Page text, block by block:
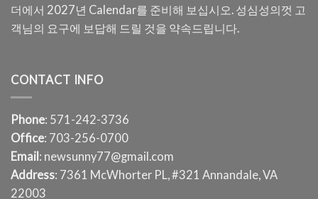
더에서 2027년 Calendar를 준비해 보십시오. 성심성의껏 고
객님의 요구에 보답해 드릴 것을 약속드립니다.
CONTACT INFO
Phone: 571-242-3736
Office: 703-256-0700
Email: newsunny77@gmail.com
Address: 7361 McWhorter PL, #321 Annandale, VA
22003